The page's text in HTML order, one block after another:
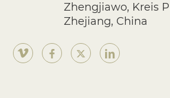
Zhengjiawo, Kreis
Zhejiang, China